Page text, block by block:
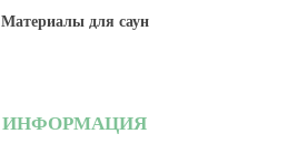
Материалы для саун
ИНФОРМАЦИЯ